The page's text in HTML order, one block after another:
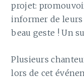
projet:
informer de leurs
beau geste ! Un
Plusieurs
lors de cet